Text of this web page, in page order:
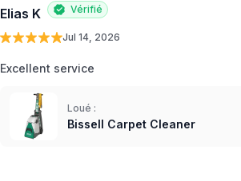
Elias K Vérifié
Jul 14, 2026
Excellent service
Loué :
Bissell Carpet Cleaner